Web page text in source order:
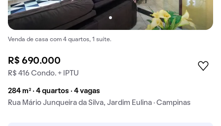
Venda de casa com 4 quartos, 1 suíte.
R$ 690.000
R$ 416 Condo. + IPTU
284 m² · 4 quartos · 4 vagas
Rua Mário Junqueira da Silva, Jardim Eulina · Campinas